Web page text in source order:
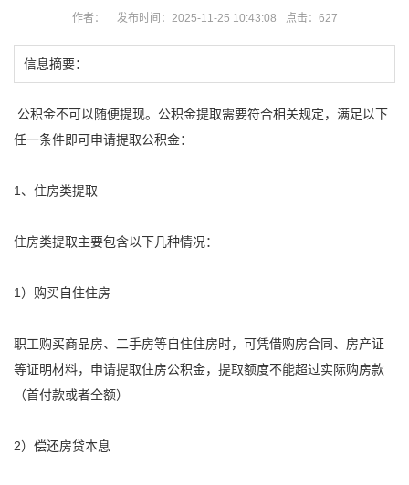
作者： 发布时间：2025-11-25 10:43:08 点击：627
信息摘要：
公积金不可以随便提现。 公积金提取需要符合相关规定，满足以下
任一条件即可申请提取公积金：
1、住房类提取
住房类提取主要包含以下几种情况：
1）购买自住住房
职工购买商品房、二手房等自住住房时，可凭借购房合同、房产证
等证明材料，申请提取住房公积金， 提取额度不能超过实际购房款
（首付款或者全额）
2）偿还房贷本息